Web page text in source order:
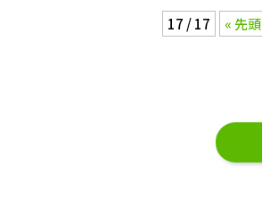
17 / 17 « 先頭